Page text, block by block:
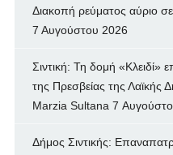
Διακοπή ρεύματος αύριο
7 Αυγούστου 2026
Σιντική: Τη δομή «Κλειδί»
της Πρεσβείας της Λαϊκής
Marzia Sultana 7
Δήμος Σιντικής: